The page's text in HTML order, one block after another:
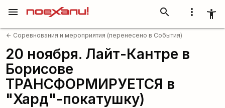
more_vert accessibility_new
search
menu
arrow_back Соревнования и мероприятия (перенесено в События)
20 ноября. Лайт-Кантре в
Борисове
ТРАНСФОРМИРУЕТСЯ в
"Хард"-покатушку)